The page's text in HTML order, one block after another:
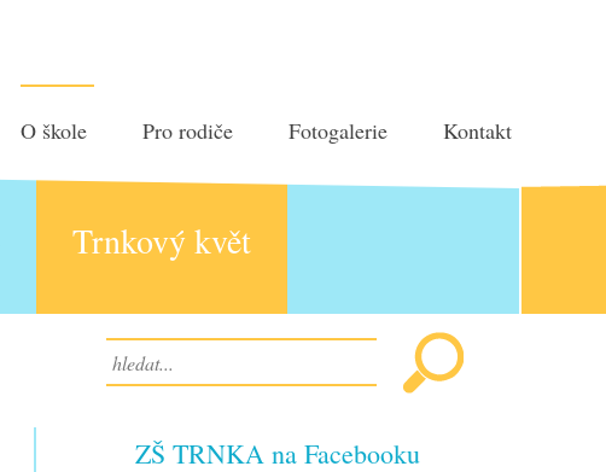
O škole Pro rodiče Fotogalerie Kontakt
Trnkový květ
ZŠ TRNKA na Facebooku